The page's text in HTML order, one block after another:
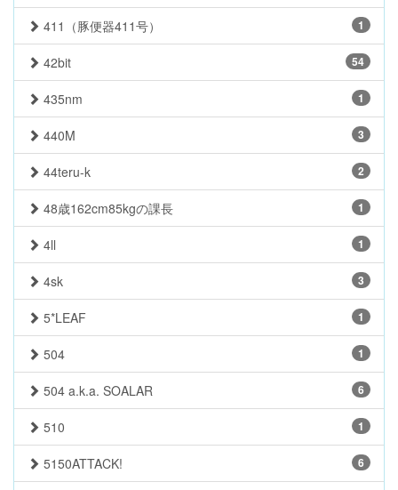
1
411（豚便器411号）
54
42bit
1
435nm
3
440M
2
44teru-k
1
48歳162cm85kgの課長
1
4ll
3
4sk
1
5*LEAF
1
504
6
504 a.k.a. SOALAR
1
510
6
5150ATTACK!